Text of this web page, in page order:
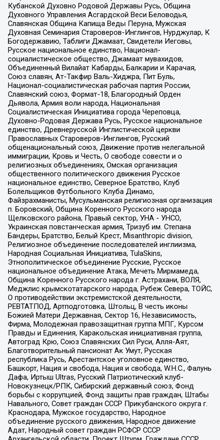
Кубанской Духовно Родовой Державы Русь, Община
Духовного Управления Асгардской Веси Беловодья,
Славянская Община Капища Веды Перуна, Мужская
Духовная Семинария Староверов-Инглингов, Нурджулар, К
Богодержавию, Таблиги Джамаат, Свидетели Иеговы,
Русское национальное единство, Национал-
социалистическое общество, Джамаат мувахидов,
Объединенный Вилайат Кабарды, Балкарии и Карачая,
Союз славян, Ат-Такфир Валь-Хиджра, Пит Буль,
Национал-социалистическая рабочая партия России,
Славянский союз, Формат-18, Благородный Орден
Дьявола, Армия воли народа, Национальная
Социалистическая Инициатива города Череповца,
Духовно-Родовая Держава Русь, Русское национальное
единство, Древнерусской Инглистической церкви
Православных Староверов-Инглингов, Русский
общенациональный союз, Движение против нелегальной
иммиграции, Кровь и Честь, О свободе совести и о
религиозных объединениях, Омская организация
общественного политического движения Русское
национальное единство, Северное Братство, Клуб
Болельщиков Футбольного Клуба Динамо,
Файзрахманисты, Мусульманская религиозная организация
п. Боровский, Община Коренного Русского народа
Щелковского района, Правый сектор, УНА - УНСО,
Украинская повстанческая армия, Тризуб им. Степана
Бандеры, Братство, Белый Крест, Misanthropic division,
Религиозное объединение последователей инглиизма,
Народная Социальная Инициатива, TulaSkins,
Этнополитическое объединение Русские, Русское
национальное объединение Атака, Мечеть Мирмамеда,
Община Коренного Русского народа г. Астрахани, ВОЛЯ,
Меджлис крымскотатарского народа, Рубеж Севера, ТОЙС,
О противодействии экстремистской деятельности,
РЕВТАТПОД, Артподготовка, Штольц, В честь иконы
Божией Матери Державная, Сектор 16, Независимость,
Фирма, Молодежная правозащитная группа МПГ, Курсом
Правды и Единения, Каракольская инициативная группа,
Автоград Крю, Союз Славянских Сил Руси, Алля-Аят,
Благотворительный пансионат Ак Умут, Русская
республика Русь, Арестантское уголовное единство,
Башкорт, Нация и свобода, Нация и свобода, W.H.С., Фалунь
Дафа, Иртыш Ultras, Русский Патриотический клуб-
Новокузнецк/РПК, Сибирский державный союз, Фонд
борьбы с коррупцией, Фонд защиты прав граждан, Штабы
Навального, Совет граждан СССР Прикубанского округа г.
Краснодара, Мужское государство, Народное
объединение русского движения, Народное движение
Адат, Народный совет граждан РСФСР СССР